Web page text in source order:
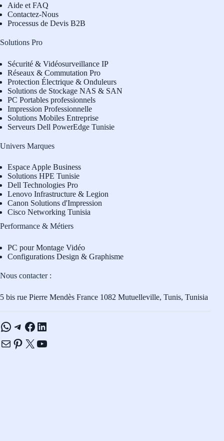
Aide et FAQ
Contactez-Nous
Processus de Devis B2B
Solutions Pro
Sécurité & Vidéosurveillance IP
Réseaux & Commutation Pro
Protection Électrique & Onduleurs
Solutions de Stockage NAS & SAN
PC Portables professionnels
Impression Professionnelle
Solutions Mobiles Entreprise
Serveurs Dell PowerEdge Tunisie
Univers Marques
Espace Apple Business
Solutions HPE Tunisie
Dell Technologies Pro
Lenovo Infrastructure & Legion
Canon Solutions d'Impression
Cisco Networking Tunisia
Performance & Métiers
PC pour Montage Vidéo
Configurations Design & Graphisme
Nous contacter :
5 bis rue Pierre Mendès France 1082 Mutuelleville, Tunis, Tunisia
WhatsApp
Telegram
Facebook
LinkedIn
E-mailPinterest
X YouTube